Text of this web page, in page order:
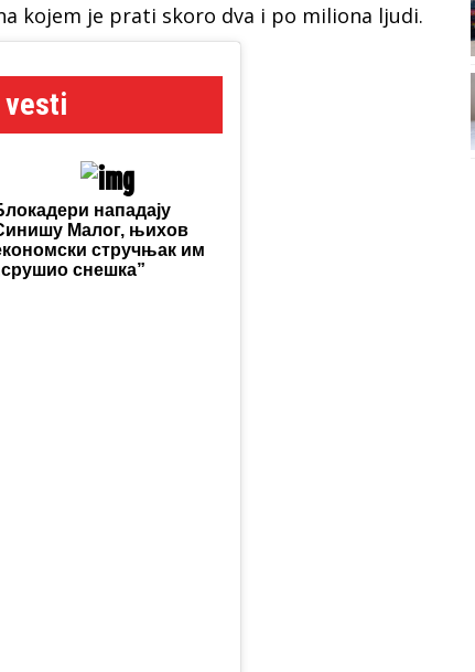
kojem je prati skoro dva i po miliona ljudi.
vesti
нападају
Малог, њихов
стручњак им
снешка”